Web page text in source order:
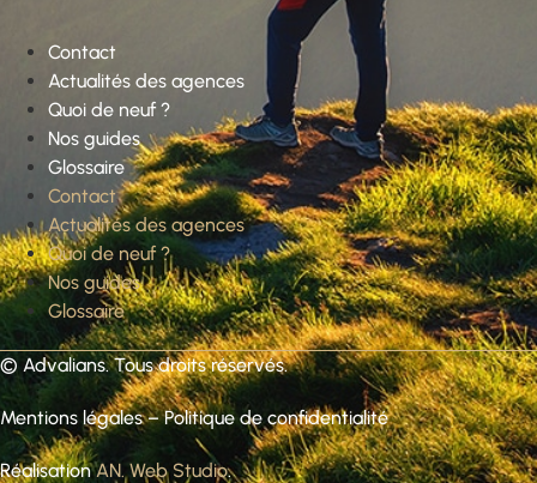
Contact
Actualités des agences
Quoi de neuf ?
Nos guides
Glossaire
Contact
Actualités des agences
Quoi de neuf ?
Nos guides
Glossaire
© Advalians. Tous droits réservés.
Mentions légales–Politique de confidentialité
RéalisationAN. Web Studio.